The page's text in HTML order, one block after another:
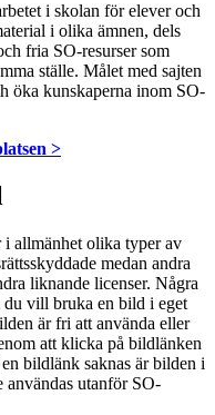
i skolan för elever och
i olika ämnen, dels
fria SO-resurser som
ställe. Målet med sajten
öka kunskaperna inom SO-
>
allmänhet olika typer av
medan andra
liknande licenser. Några
du vill bruka en bild i eget
är fri att använda eller
att klicka på bildlänken
bildlänk saknas är bilden i
användas utanför SO-